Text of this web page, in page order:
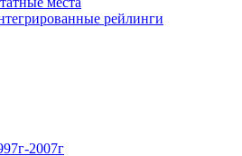
рейлинги
2007г